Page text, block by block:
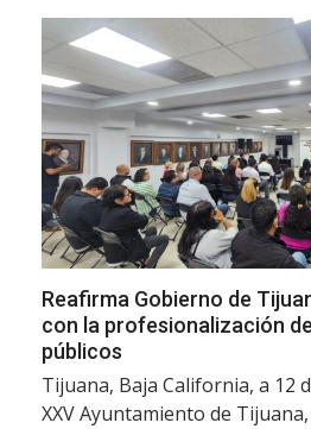
Reafirma Gobierno de
con la profesionalización
públicos
Tijuana, Baja California, a 12
XXV Ayuntamiento de